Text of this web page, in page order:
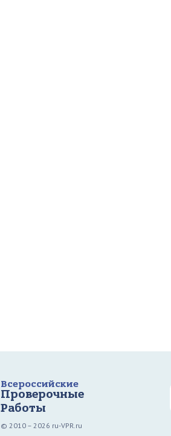
Всероссийские
Проверочные
Работы
© 2010 – 2026 ru-VPR.ru